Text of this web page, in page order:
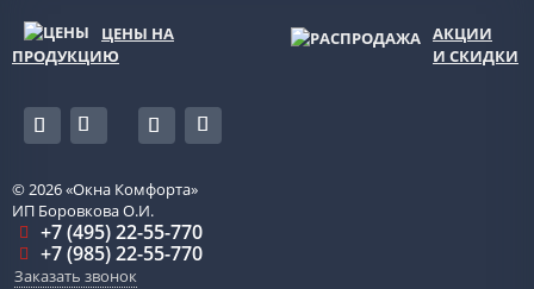
ЦЕНЫ НА
ПРОДУКЦИЮ
АКЦИИ
И СКИДКИ
© 2026«Окна Комфорта»
ИП Боровкова О.И.
+7 (495) 22-55-770
+7 (985) 22-55-770
Заказать звонок